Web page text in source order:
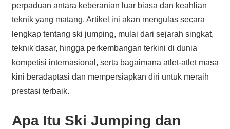
perpaduan antara keberanian luar biasa dan keahlian
teknik yang matang. Artikel ini akan mengulas secara
lengkap tentang ski jumping, mulai dari sejarah singkat,
teknik dasar, hingga perkembangan terkini di dunia
kompetisi internasional, serta bagaimana atlet-atlet masa
kini beradaptasi dan mempersiapkan diri untuk meraih
prestasi terbaik.
Apa Itu Ski Jumping dan